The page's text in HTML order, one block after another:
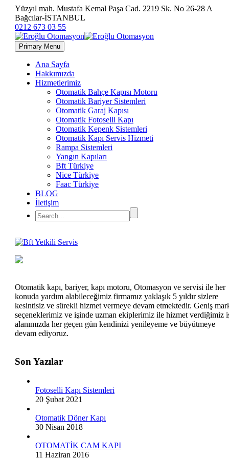
Yüzyıl mah. Mustafa Kemal Paşa Cad. 2219 Sk. No 26-28 A
Bağcılar-İSTANBUL
0212 673 03 55
Primary Menu
Ana Sayfa
Hakkımızda
Hizmetlerimiz
Otomatik Bahçe Kapısı Motoru
Otomatik Bariyer Sistemleri
Otomatik Garaj Kapısı
Otomatik Fotoselli Kapı
Otomatik Kepenk Sistemleri
Otomatik Kapı Servis Hizmeti
Rampa Sistemleri
Yangın Kapıları
Bft Türkiye
Nice Türkiye
Faac Türkiye
BLOG
İletişim
Otomatik kapı, bariyer, kapı motoru, Otomasyon ve servisi ile her
konuda yardım alabileceğimiz firmamız yaklaşık 5 yıldır sizlere
kesintisiz ve sürekli hizmet vermeye devam etmektedir. Geniş
seçeneklerimiz ve işinde uzman ekiplerimiz ile hizmet verdiğimiz
alanımızda her geçen gün kendinizi yenileyeme ve büyütmeye
devam ediyoruz.
Son Yazılar
Fotoselli Kapı Sistemleri
20 Şubat 2021
Otomatik Döner Kapı
30 Nisan 2018
OTOMATİK CAM KAPI
11 Haziran 2016